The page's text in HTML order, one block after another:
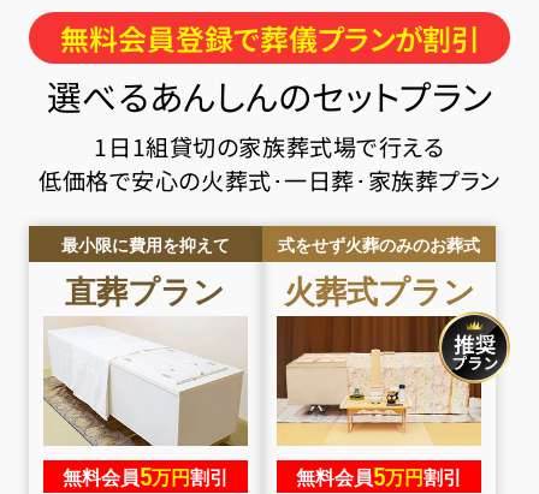
無料会員登録で葬儀プランが割引
選べるあんしんのセットプラン
1日1組貸切の家族葬式場で行える
低価格で安心の火葬式･一日葬･家族葬プラン
最小限に費用を抑えて
直葬プラン
無料会員5万円割引
式をせず火葬のみのお葬式
火葬式プラン
無料会員5万円割引